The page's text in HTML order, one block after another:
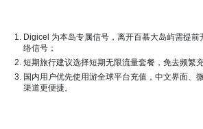
Digicel 为本岛专属信号，离开百慕大岛屿需提前
络信号；
短期旅行建议选择短期无限流量套餐，免去频繁
国内用户优先使用游全球平台充值，中文界面、
渠道更便捷。